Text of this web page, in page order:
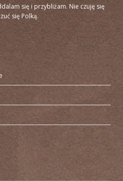
się i przybliżam. Nie czuję się
się Polką.